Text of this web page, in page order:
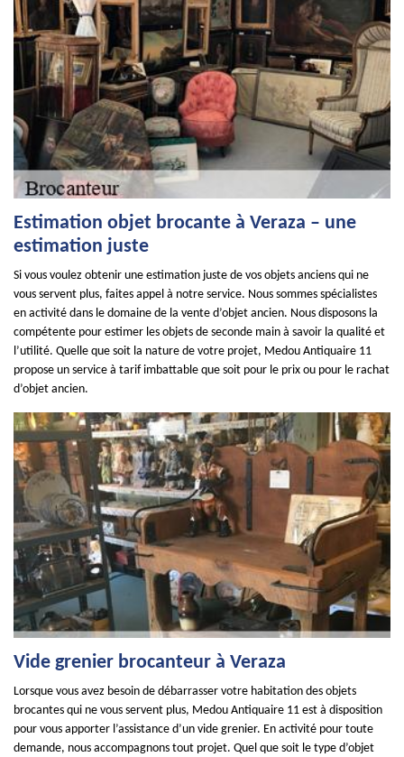
Estimation objet brocante à Veraza – une
estimation juste
Si vous voulez obtenir une estimation juste de vos objets anciens qui ne
vous servent plus, faites appel à notre service. Nous sommes spécialistes
en activité dans le domaine de la vente d’objet ancien. Nous disposons la
compétente pour estimer les objets de seconde main à savoir la qualité et
l’utilité. Quelle que soit la nature de votre projet, Medou Antiquaire 11
propose un service à tarif imbattable que soit pour le prix ou pour le rachat
d’objet ancien.
Vide grenier brocanteur à Veraza
Lorsque vous avez besoin de débarrasser votre habitation des objets
brocantes qui ne vous servent plus, Medou Antiquaire 11 est à disposition
pour vous apporter l’assistance d’un vide grenier. En activité pour toute
demande, nous accompagnons tout projet. Quel que soit le type d’objet